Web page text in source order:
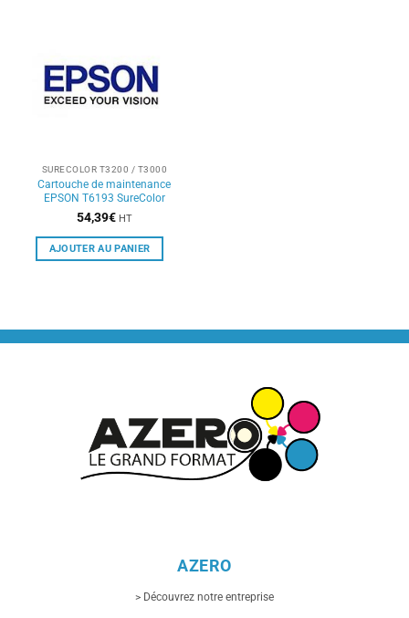
SURECOLOR T3200 / T3000
Cartouche de maintenance
EPSON T6193 SureColor
54,39€ HT
AJOUTER AU PANIER
AZERO
> Découvrez notre entreprise